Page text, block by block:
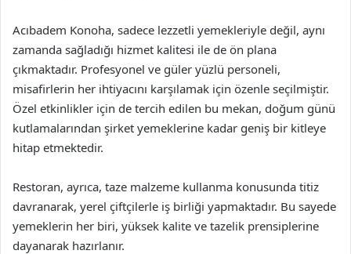
Acıbadem Konoha, sadece lezzetli yemekleriyle değil, aynı
zamanda sağladığı hizmet kalitesi ile de ön plana
çıkmaktadır. Profesyonel ve güler yüzlü personeli,
misafirlerin her ihtiyacını karşılamak için özenle seçilmiştir.
Özel etkinlikler için de tercih edilen bu mekan, doğum günü
kutlamalarından şirket yemeklerine kadar geniş bir kitleye
hitap etmektedir.
Restoran, ayrıca, taze malzeme kullanma konusunda titiz
davranarak, yerel çiftçilerle iş birliği yapmaktadır. Bu sayede
yemeklerin her biri, yüksek kalite ve tazelik prensiplerine
dayanarak hazırlanır.